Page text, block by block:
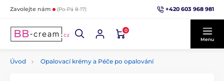
Zavolejte nám (Po-Pá 8-17) +420 603 968 981
0
Menu
Úvod Opalovací krémy a Péče po opalování